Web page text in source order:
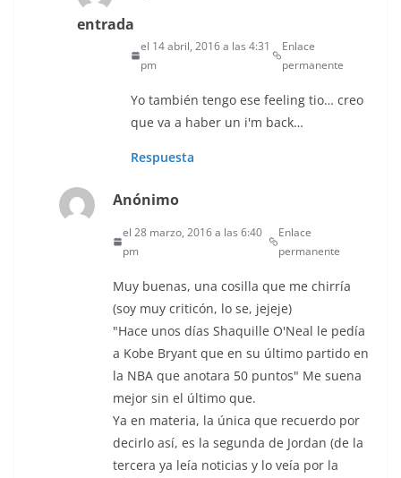
entrada
el 14 abril, 2016 a las 4:31
pm
Enlace
permanente
Yo también tengo ese feeling tio… creo
que va a haber un i'm back…
Respuesta
Anónimo
el 28 marzo, 2016 a las 6:40
pm
Enlace
permanente
Muy buenas, una cosilla que me chirría
(soy muy criticón, lo se, jejeje)
"Hace unos días Shaquille O'Neal le pedía
a Kobe Bryant que en su último partido en
la NBA que anotara 50 puntos" Me suena
mejor sin el último que.
Ya en materia, la única que recuerdo por
decirlo así, es la segunda de Jordan (de la
tercera ya leía noticias y lo veía por la